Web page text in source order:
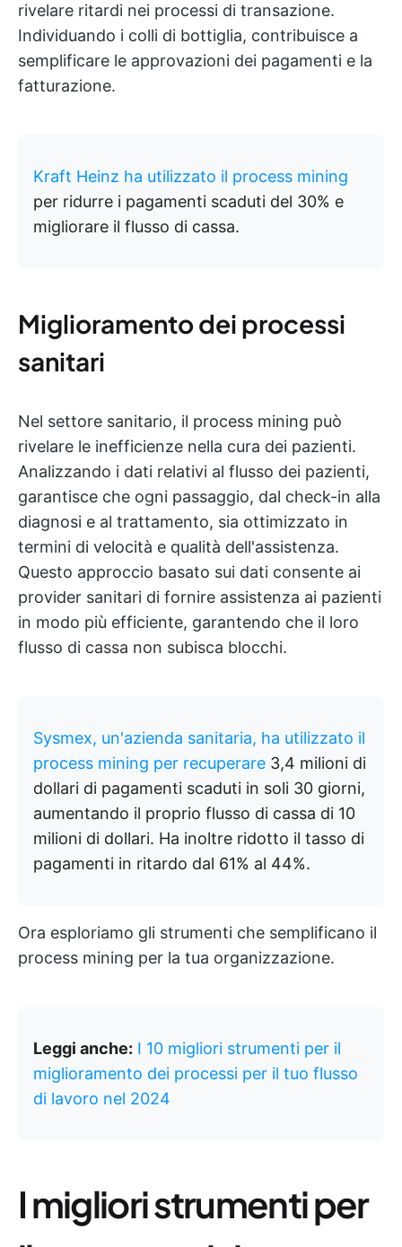
rivelare ritardi nei processi di transazione.
Individuando i colli di bottiglia, contribuisce a
semplificare le approvazioni dei pagamenti e la
fatturazione.
Kraft Heinz ha utilizzato il process mining
per ridurre i pagamenti scaduti del 30% e
migliorare il flusso di cassa.
Miglioramento dei processi
sanitari
Nel settore sanitario, il process mining può
rivelare le inefficienze nella cura dei pazienti.
Analizzando i dati relativi al flusso dei pazienti,
garantisce che ogni passaggio, dal check-in alla
diagnosi e al trattamento, sia ottimizzato in
termini di velocità e qualità dell'assistenza.
Questo approccio basato sui dati consente ai
provider sanitari di fornire assistenza ai pazienti
in modo più efficiente, garantendo che il loro
flusso di cassa non subisca blocchi.
Sysmex, un'azienda sanitaria, ha utilizzato il
process mining per recuperare 3,4 milioni di
dollari di pagamenti scaduti in soli 30 giorni,
aumentando il proprio flusso di cassa di 10
milioni di dollari. Ha inoltre ridotto il tasso di
pagamenti in ritardo dal 61% al 44%.
Ora esploriamo gli strumenti che semplificano il
process mining per la tua organizzazione.
Leggi anche: I 10 migliori strumenti per il
miglioramento dei processi per il tuo flusso
di lavoro nel 2024
I migliori strumenti per